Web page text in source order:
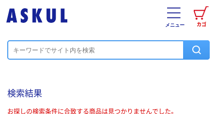
カゴ
メニュー
検索結果
お探しの検索条件に合致する商品は見つかりませんでした。